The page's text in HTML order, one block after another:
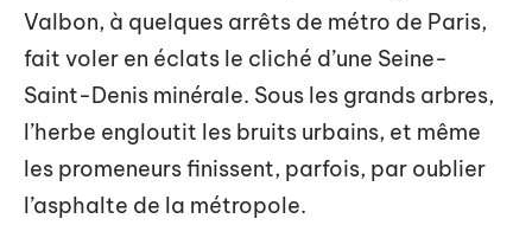
Valbon, à quelques arrêts de métro de Paris,
fait voler en éclats le cliché d’une Seine-
Saint-Denis minérale. Sous les grands arbres,
l’herbe engloutit les bruits urbains, et même
les promeneurs finissent, parfois, par oublier
l’asphalte de la métropole.